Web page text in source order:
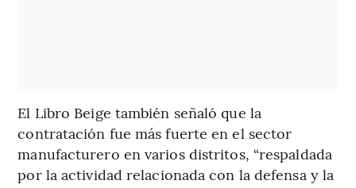
El Libro Beige también señaló que la
contratación fue más fuerte en el sector
manufacturero en varios distritos, “respaldada
por la actividad relacionada con la defensa y la